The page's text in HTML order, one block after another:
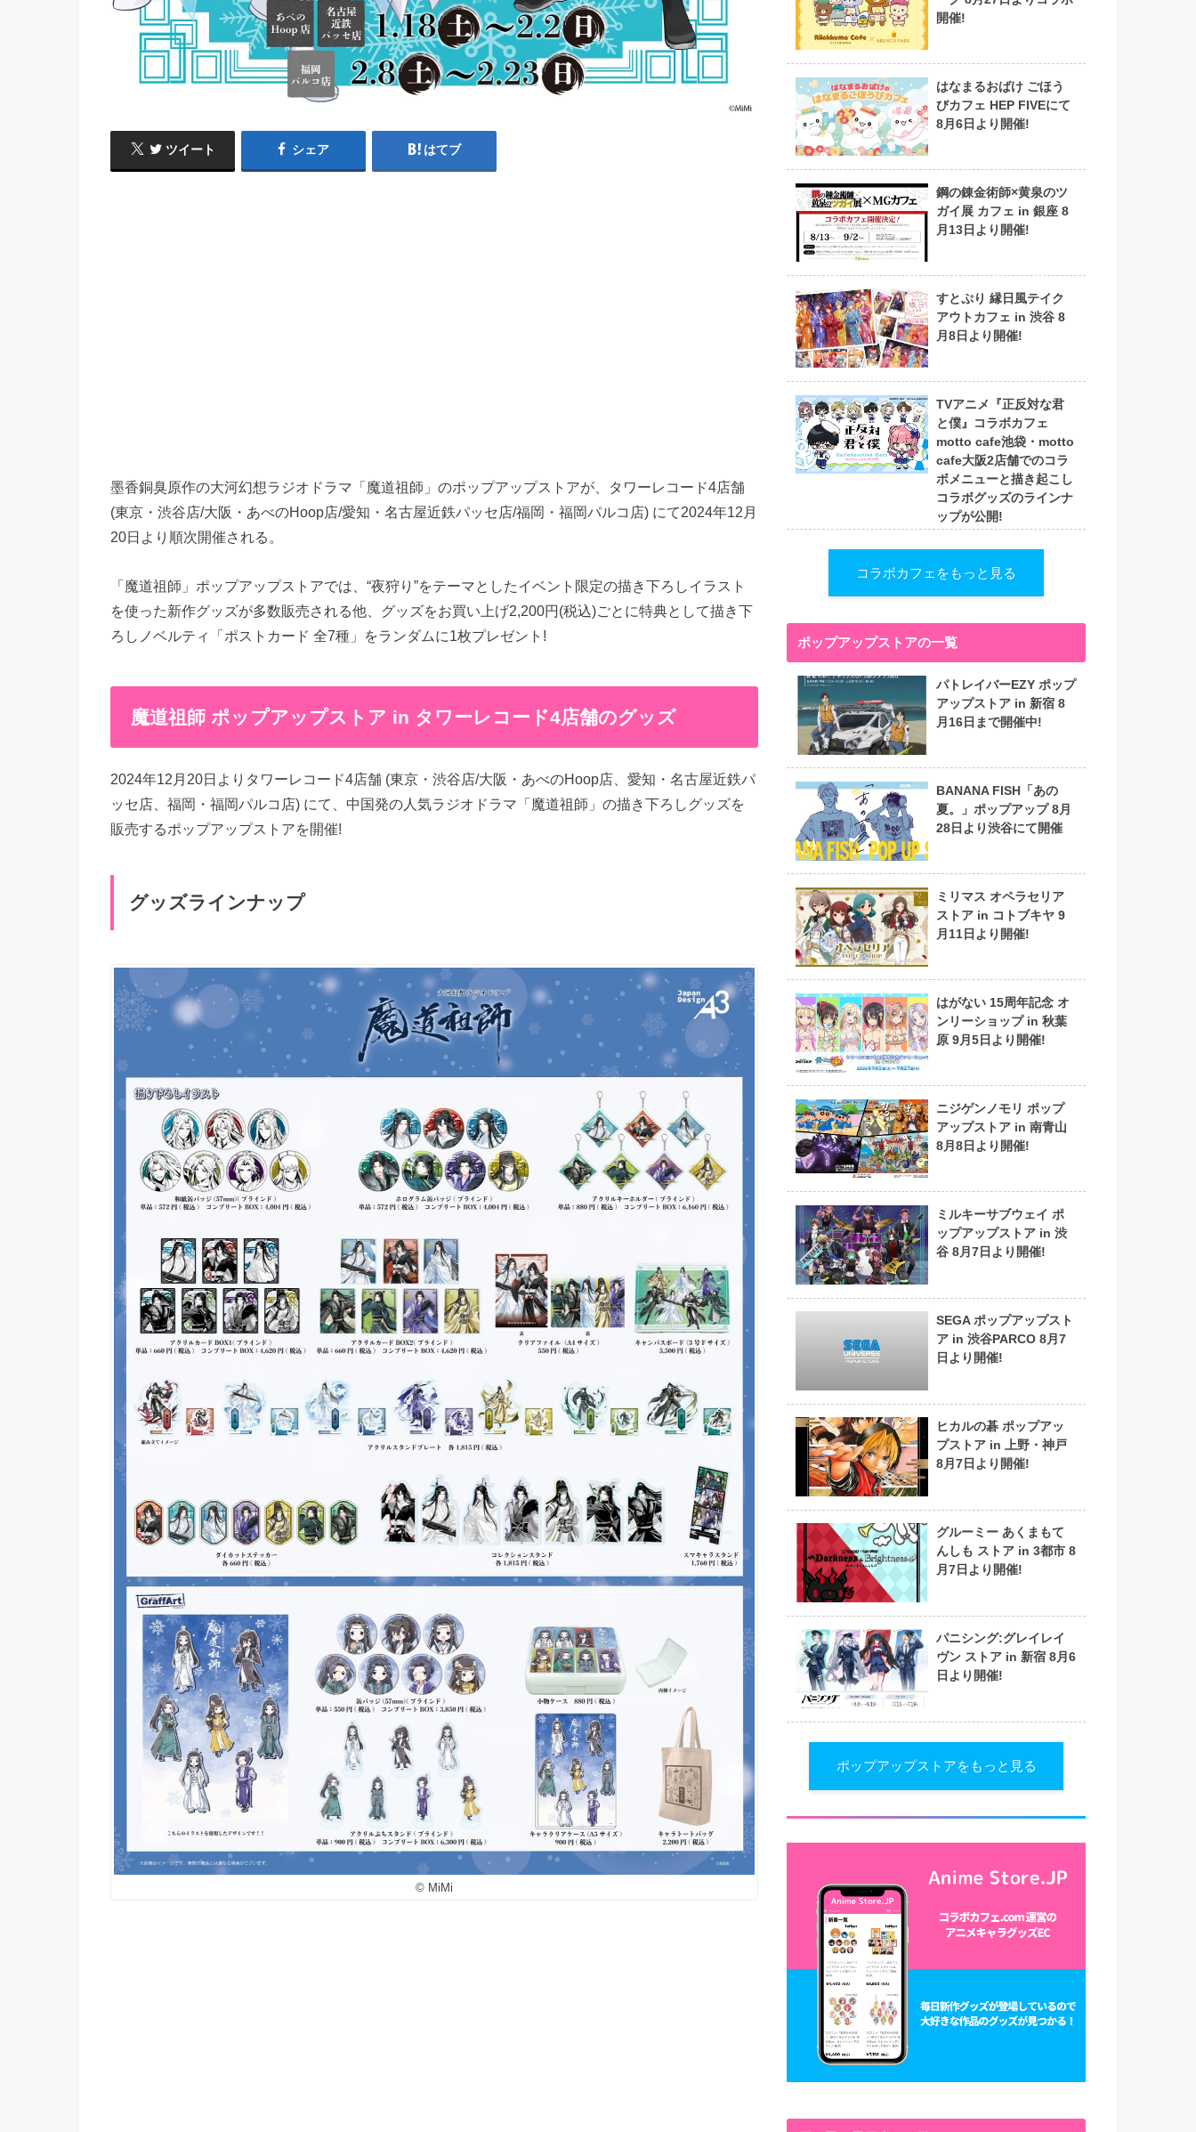
ツイート シェア はてブ
墨香銅臭原作の大河幻想ラジオドラマ「魔道祖師」のポップアップストアが、タワーレコード4店舗
(東京・渋谷店/大阪・あべのHoop店/愛知・名古屋近鉄パッセ店/福岡・福岡パルコ店) にて2024年12月
20日より順次開催される。
「魔道祖師」ポップアップストアでは、“夜狩り”をテーマとしたイベント限定の描き下ろしイラスト
を使った新作グッズが多数販売される他、グッズをお買い上げ2,200円(税込)ごとに特典として描き下
ろしノベルティ「ポストカード 全7種」をランダムに1枚プレゼント!
魔道祖師 ポップアップストア in タワーレコード4店舗のグッズ
2024年12月20日よりタワーレコード4店舗 (東京・渋谷店/大阪・あべのHoop店、愛知・名古屋近鉄パ
ッセ店、福岡・福岡パルコ店) にて、中国発の人気ラジオドラマ「魔道祖師」の描き下ろしグッズを
販売するポップアップストアを開催!
グッズラインナップ
© MiMi
開催!
はなまるおばけ ごほう
びカフェ HEP FIVEにて
8月6日より開催!
鋼の錬金術師×黄泉のツ
ガイ展 カフェ in 銀座 8
月13日より開催!
すとぷり 縁日風テイク
アウトカフェ in 渋谷 8
月8日より開催!
TVアニメ『正反対な君
と僕』コラボカフェ
motto cafe池袋・motto
cafe大阪2店舗でのコラ
ボメニューと描き起こし
コラボグッズのラインナ
ップが公開!
コラボカフェをもっと見る
ポップアップストアの一覧
パトレイバーEZY ポップ
アップストア in 新宿 8
月16日まで開催中!
BANANA FISH「あの
夏。」ポップアップ 8月
28日より渋谷にて開催
ミリマス オペラセリア
ストア in コトブキヤ 9
月11日より開催!
はがない 15周年記念 オ
ンリーショップ in 秋葉
原 9月5日より開催!
ニジゲンノモリ ポップ
アップストア in 南青山
8月8日より開催!
ミルキーサブウェイ ポ
ップアップストア in 渋
谷 8月7日より開催!
SEGA ポップアップスト
ア in 渋谷PARCO 8月7
日より開催!
ヒカルの碁 ポップアッ
プストア in 上野・神戸
8月7日より開催!
グルーミー あくまもて
んしも ストア in 3都市 8
月7日より開催!
パニシング:グレイレイ
ヴン ストア in 新宿 8月6
日より開催!
ポップアップストアをもっと見る